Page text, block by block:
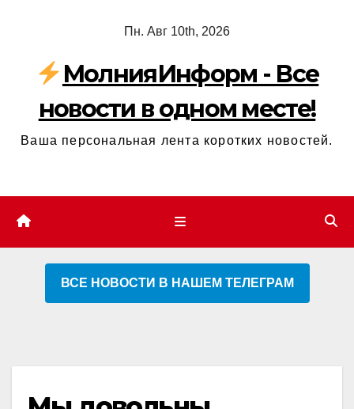
содержимому
Пн. Авг 10th, 2026
МолнияИнформ - Все
новости в одном месте!
Ваша персональная лента коротких новостей.
ВСЕ НОВОСТИ В НАШЕМ ТЕЛЕГРАМ